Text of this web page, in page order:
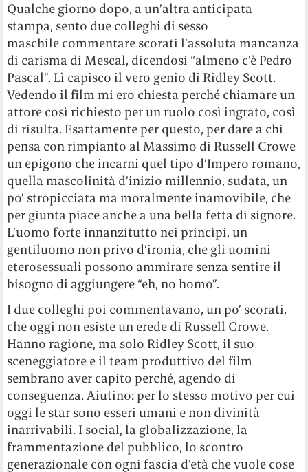
Qualche giorno dopo, a un’altra anticipata
stampa, sento due colleghi di sesso
maschile commentare scorati l’assoluta mancanza
di carisma di Mescal, dicendosi “almeno c’è Pedro
Pascal”. Lì capisco il vero genio di Ridley Scott.
Vedendo il film mi ero chiesta perché chiamare un
attore così richiesto per un ruolo così ingrato, così
di risulta. Esattamente per questo, per dare a chi
pensa con rimpianto al Massimo di Russell Crowe
un epigono che incarni quel tipo d’Impero romano,
quella mascolinità d’inizio millennio, sudata, un
po’ stropicciata ma moralmente inamovibile, che
per giunta piace anche a una bella fetta di signore.
L’uomo forte innanzitutto nei princìpi, un
gentiluomo non privo d’ironia, che gli uomini
eterosessuali possono ammirare senza sentire il
bisogno di aggiungere “eh, no homo”.
I due colleghi poi commentavano, un po’ scorati,
che oggi non esiste un erede di Russell Crowe.
Hanno ragione, ma solo Ridley Scott, il suo
sceneggiatore e il team produttivo del film
sembrano aver capito perché, agendo di
conseguenza. Aiutino: per lo stesso motivo per cui
oggi le star sono esseri umani e non divinità
inarrivabili. I social, la globalizzazione, la
frammentazione del pubblico, lo scontro
generazionale con ogni fascia d’età che vuole cose